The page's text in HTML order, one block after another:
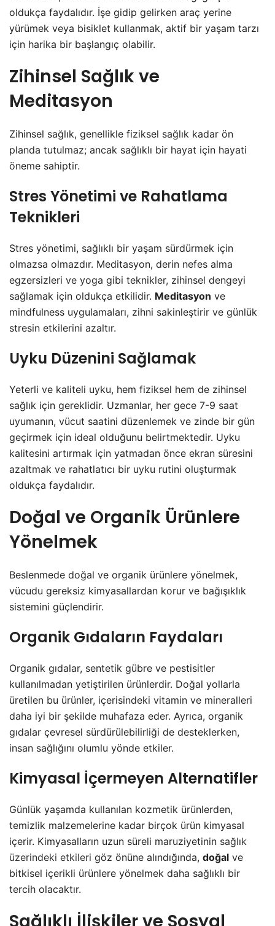
oldukça faydalıdır. İşe gidip gelirken araç yerine
yürümek veya bisiklet kullanmak, aktif bir yaşam tarzı
için harika bir başlangıç olabilir.
Zihinsel Sağlık ve
Meditasyon
Zihinsel sağlık, genellikle fiziksel sağlık kadar ön
planda tutulmaz; ancak sağlıklı bir hayat için hayati
öneme sahiptir.
Stres Yönetimi ve Rahatlama
Teknikleri
Stres yönetimi, sağlıklı bir yaşam sürdürmek için
olmazsa olmazdır. Meditasyon, derin nefes alma
egzersizleri ve yoga gibi teknikler, zihinsel dengeyi
sağlamak için oldukça etkilidir. Meditasyon ve
mindfulness uygulamaları, zihni sakinleştirir ve günlük
stresin etkilerini azaltır.
Uyku Düzenini Sağlamak
Yeterli ve kaliteli uyku, hem fiziksel hem de zihinsel
sağlık için gereklidir. Uzmanlar, her gece 7-9 saat
uyumanın, vücut saatini düzenlemek ve zinde bir gün
geçirmek için ideal olduğunu belirtmektedir. Uyku
kalitesini artırmak için yatmadan önce ekran süresini
azaltmak ve rahatlatıcı bir uyku rutini oluşturmak
oldukça faydalıdır.
Doğal ve Organik Ürünlere
Yönelmek
Beslenmede doğal ve organik ürünlere yönelmek,
vücudu gereksiz kimyasallardan korur ve bağışıklık
sistemini güçlendirir.
Organik Gıdaların Faydaları
Organik gıdalar, sentetik gübre ve pestisitler
kullanılmadan yetiştirilen ürünlerdir. Doğal yollarla
üretilen bu ürünler, içerisindeki vitamin ve mineralleri
daha iyi bir şekilde muhafaza eder. Ayrıca, organik
gıdalar çevresel sürdürülebilirliği de desteklerken,
insan sağlığını olumlu yönde etkiler.
Kimyasal İçermeyen Alternatifler
Günlük yaşamda kullanılan kozmetik ürünlerden,
temizlik malzemelerine kadar birçok ürün kimyasal
içerir. Kimyasalların uzun süreli maruziyetinin sağlık
üzerindeki etkileri göz önüne alındığında, doğal ve
bitkisel içerikli ürünlere yönelmek daha sağlıklı bir
tercih olacaktır.